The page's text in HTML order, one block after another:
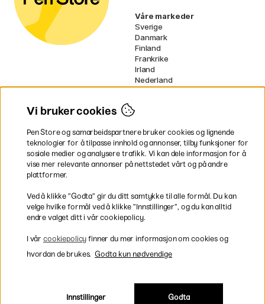
Våre markeder
Sverige
Danmark
Finland
Frankrike
Irland
Nederland
Tyskland
* Spesifikkefraktvilkårgjelder for
voluminøse varer.
Rask og smidig levering
Inkl. moms
Vi bruker cookies
Pen Store og samarbeidspartnere bruker cookies og lignende
teknologier for å tilpasse innhold og annonser, tilby funksjoner for
sosiale medier og analysere trafikk. Vi kan dele informasjon for å
vise mer relevante annonser på nettstedet vårt og på andre
plattformer.
Ved å klikke ”Godta” gir du ditt samtykke til alle formål. Du kan
velge hvilke formål ved å klikke ”Innstillinger”, og du kan alltid
endre valget ditt i vår cookiepolicy.
I vår cookiepolicy finner du mer informasjon om cookies og
hvordan de brukes. Godta kun nødvendige
Innstillinger Godta